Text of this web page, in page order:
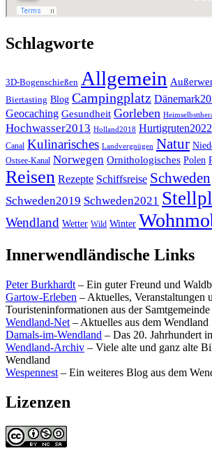
Schlagworte
3D-Bogenschießen Allgemein
Biertasting Blog Campingplatz
Geocaching Gesundheit Gorleben
Hochwasser2013 Holland2018 Hurtigruten2022
Canal Kulinarisches Landvergnügen Natur
Ostsee-Kanal Norwegen Ornithologisches Polen
Reisen Rezepte Schiffsreise Schweden
Schweden2019 Schweden2021
Wendland Wetter Wild Winter
Innerwendländische Links
Peter Burkhardt – Ein guter Freund und
Gartow-Erleben – Aktuelles, Veranstaltungen
Touristeninformationen aus der
Wendland-Net – Aktuelles aus dem Wendland
Damals-im-Wendland – Das 20. Jahrhundert
Wendland-Archiv – Viele alte und ganz alte
Wendland
Wespennest – Ein weiteres Blog aus dem
Lizenzen